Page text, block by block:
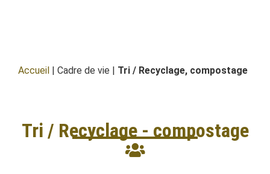
Accueil | Cadre de vie | Tri / Recyclage, compostage​
Tri / Recyclage - compostage​